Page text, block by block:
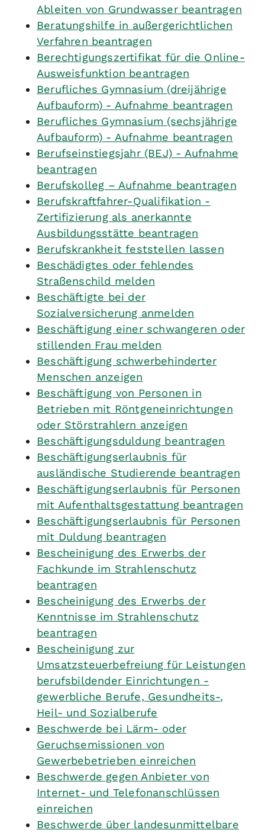
Ableiten von Grundwasser beantragen
Beratungshilfe in außergerichtlichen
Verfahren beantragen
Berechtigungszertifikat für die Online-
Ausweisfunktion beantragen
Berufliches Gymnasium (dreijährige
Aufbauform) - Aufnahme beantragen
Berufliches Gymnasium (sechsjährige
Aufbauform) - Aufnahme beantragen
Berufseinstiegsjahr (BEJ) - Aufnahme
beantragen
Berufskolleg – Aufnahme beantragen
Berufskraftfahrer-Qualifikation -
Zertifizierung als anerkannte
Ausbildungsstätte beantragen
Berufskrankheit feststellen lassen
Beschädigtes oder fehlendes
Straßenschild melden
Beschäftigte bei der
Sozialversicherung anmelden
Beschäftigung einer schwangeren oder
stillenden Frau melden
Beschäftigung schwerbehinderter
Menschen anzeigen
Beschäftigung von Personen in
Betrieben mit Röntgeneinrichtungen
oder Störstrahlern anzeigen
Beschäftigungsduldung beantragen
Beschäftigungserlaubnis für
ausländische Studierende beantragen
Beschäftigungserlaubnis für Personen
mit Aufenthaltsgestattung beantragen
Beschäftigungserlaubnis für Personen
mit Duldung beantragen
Bescheinigung des Erwerbs der
Fachkunde im Strahlenschutz
beantragen
Bescheinigung des Erwerbs der
Kenntnisse im Strahlenschutz
beantragen
Bescheinigung zur
Umsatzsteuerbefreiung für Leistungen
berufsbildender Einrichtungen -
gewerbliche Berufe, Gesundheits-,
Heil- und Sozialberufe
Beschwerde bei Lärm- oder
Geruchsemissionen von
Gewerbebetrieben einreichen
Beschwerde gegen Anbieter von
Internet- und Telefonanschlüssen
einreichen
Beschwerde über landesunmittelbare